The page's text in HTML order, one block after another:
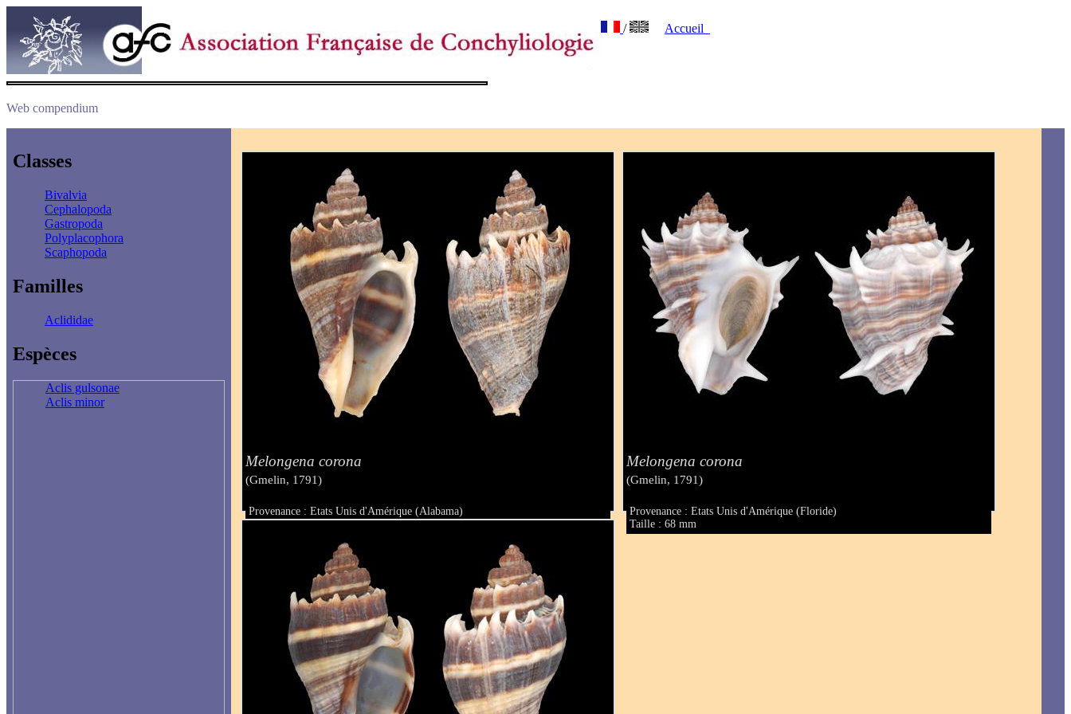
/ Accueil
Web compendium
Classes
Bivalvia
Cephalopoda
Gastropoda
Polyplacophora
Scaphopoda
Familles
Aclididae
Espèces
Aclis gulsonae
Aclis minor
Melongena corona
(Gmelin, 1791)
Provenance : Etats Unis d'Amérique (Alabama)
Taille : 59 mm
Melongena corona
(Gmelin, 1791)
Provenance : Etats Unis d'Amérique (Floride)
Taille : 68 mm